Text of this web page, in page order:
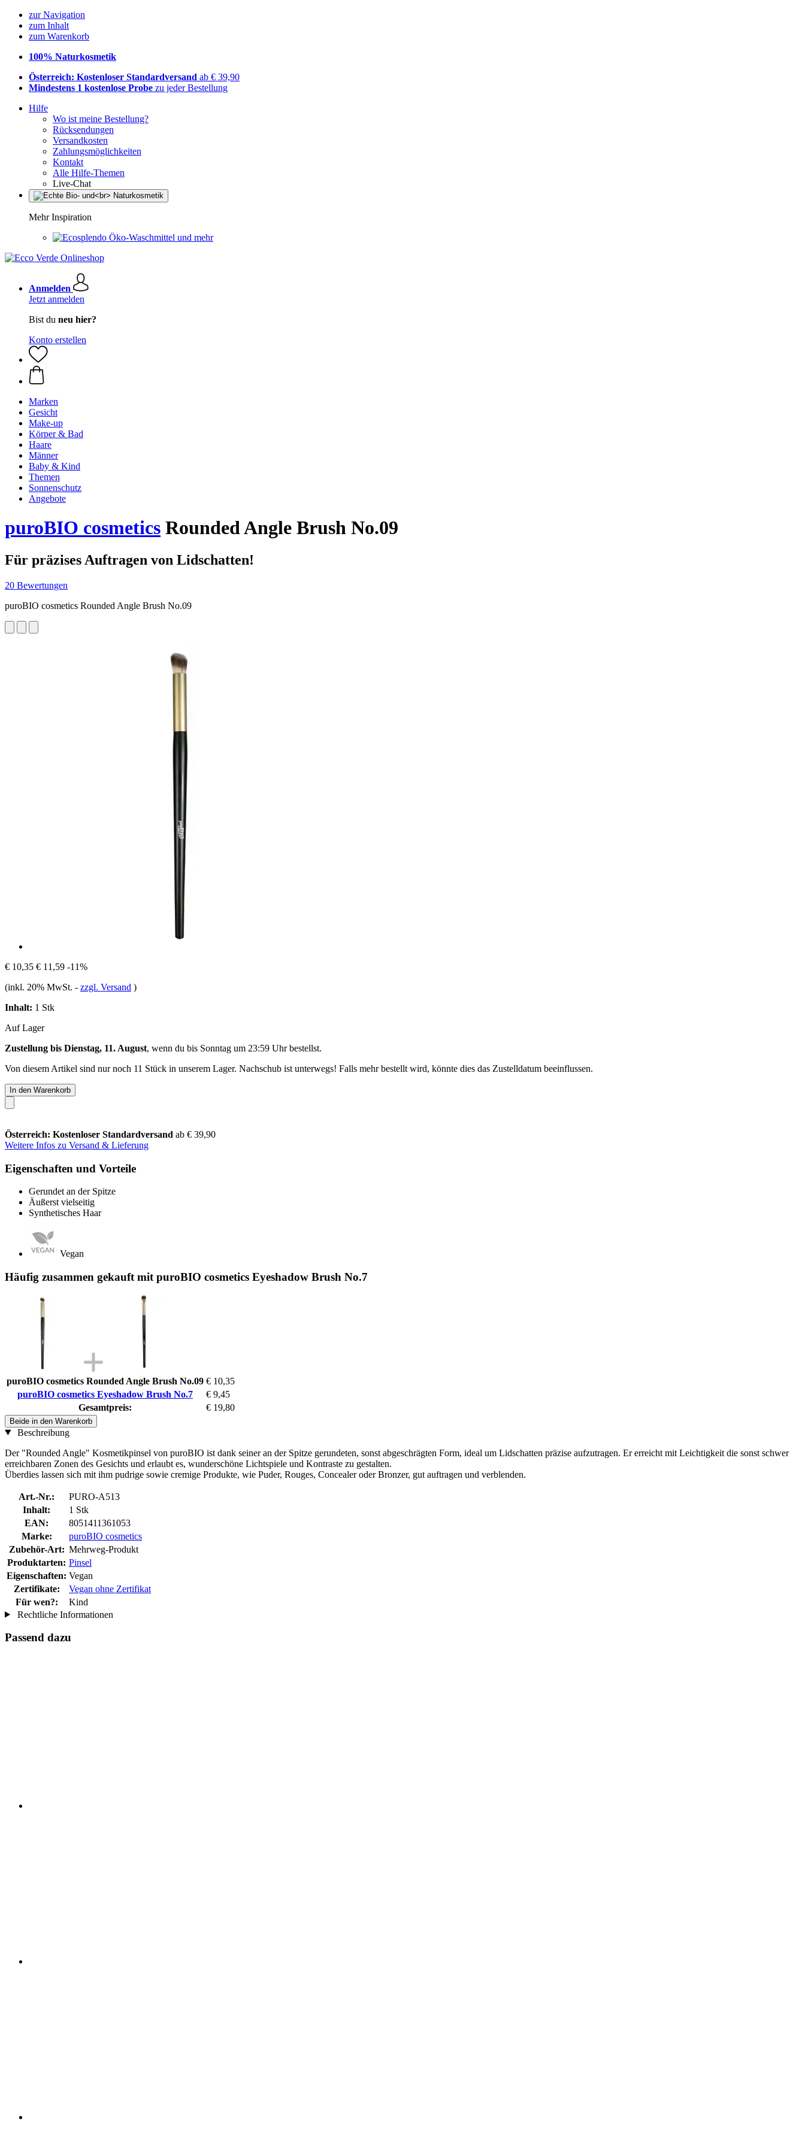
zur Navigation
zum Inhalt
zum Warenkorb
100% Naturkosmetik
Österreich: Kostenloser Standardversand ab € 39,90
Mindestens 1 kostenlose Probe zu jeder Bestellung
Hilfe
Wo ist meine Bestellung?
Rücksendungen
Versandkosten
Zahlungsmöglichkeiten
Kontakt
Alle Hilfe-Themen
Live-Chat
Mehr Inspiration
Öko-Waschmittel und mehr
Anmelden
Jetzt anmelden
Bist du neu hier?
Konto erstellen
Marken
Gesicht
Make-up
Körper & Bad
Haare
Männer
Baby & Kind
Themen
Sonnenschutz
Angebote
puroBIO cosmetics Rounded Angle Brush No.09
Für präzises Auftragen von Lidschatten!
20 Bewertungen
puroBIO cosmetics Rounded Angle Brush No.09
€ 10,35 € 11,59 -11%
(inkl. 20% MwSt. - zzgl. Versand )
Inhalt: 1 Stk
Auf Lager
Zustellung bis Dienstag, 11. August, wenn du bis Sonntag um 23:59 Uhrbestellst.
Von diesem Artikel sind nur noch 11 Stück in unserem Lager. Nachschub ist unterwegs! Falls mehr bestellt wird, könnte dies das Zustelldatum beeinflussen.
In den Warenkorb
Österreich: Kostenloser Standardversand ab € 39,90
Weitere Infos zu Versand & Lieferung
Eigenschaften und Vorteile
Gerundet an der Spitze
Äußerst vielseitig
Synthetisches Haar
Vegan
Häufig zusammen gekauft mit puroBIO cosmetics Eyeshadow Brush No.7
puroBIO cosmetics Rounded Angle Brush No.09 € 10,35
puroBIO cosmetics Eyeshadow Brush No.7
€ 9,45
Gesamtpreis:
€ 19,80
Beide in den Warenkorb
Beschreibung
Der "Rounded Angle" Kosmetikpinsel von puroBIO ist dank seiner an der Spitze gerundeten, sonst abgeschrägten Form, ideal um Lidschatten präzise aufzutragen. Er erreicht mit Leichtigkeit die sonst schwer
erreichbaren Zonen des Gesichts und erlaubt es, wunderschöne Lichtspiele und Kontraste zu gestalten.
Überdies lassen sich mit ihm pudrige sowie cremige Produkte, wie Puder, Rouges, Concealer oder Bronzer, gut auftragen und verblenden.
Art.-Nr.:
PURO-A513
Inhalt:
1 Stk
EAN:
8051411361053
Marke:
puroBIO cosmetics
Zubehör-Art: Mehrweg-Produkt
Produktarten: Pinsel
Eigenschaften: Vegan
Zertifikate:
Vegan ohne Zertifikat
Für wen?:
Kind
Rechtliche Informationen
Passend dazu